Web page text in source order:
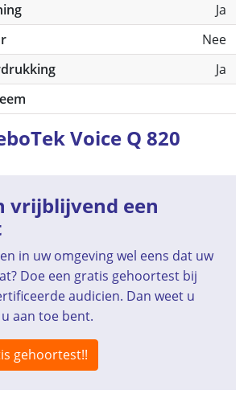
Ja
Nee
Ja
Voice Q 820
vrijblijvend een
in uw omgeving wel eens dat uw
Doe een gratis gehoortest bij
audicien. Dan weet u
aan toe bent.
gehoortest!!